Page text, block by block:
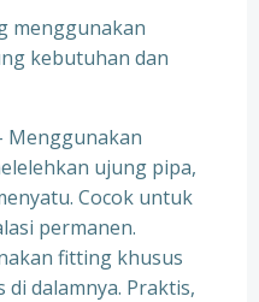
menggunakan
kebutuhan dan
Menggunakan
ujung pipa,
Cocok untuk
permanen.
fitting khusus
di dalamnya. Praktis,